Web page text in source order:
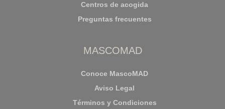
Centros de acogida
Preguntas frecuentes
MASCOMAD
Conoce MascoMAD
Aviso Legal
Términos y Condiciones